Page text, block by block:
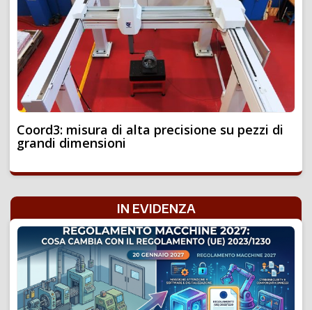
Coord3: misura di alta precisione su pezzi di
grandi dimensioni
IN EVIDENZA